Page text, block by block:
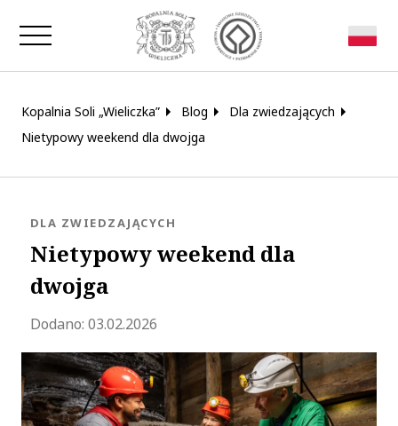
Zamknij okno
Kopalnia Soli „Wieliczka” Blog
Dla zwiedzających
Nietypowy weekend dla dwojga
Nietypowy weekend dla
dwojga
KATEGORIA:
DLA ZWIEDZAJĄCYCH
Dodano: 03.02.2026Zaktualizowano 2026-02-04 09:13:24